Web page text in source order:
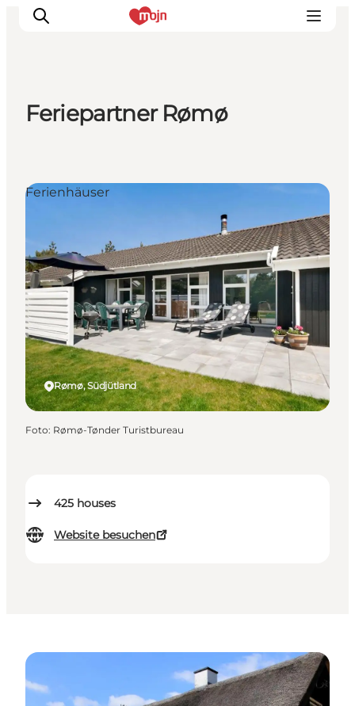
Events
Übernachtung
Booking
Feriepartner Rømø
425 houses
Website besuchen
Rømø, Südjütland
Ferienhäuser
Foto: Rømø-Tønder Turistbureau